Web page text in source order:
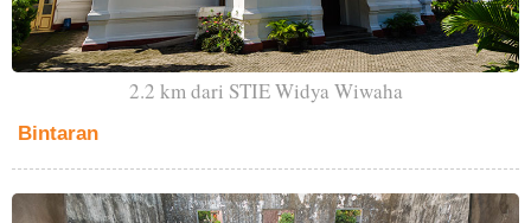
2.2 km dari STIE Widya Wiwaha
Bintaran